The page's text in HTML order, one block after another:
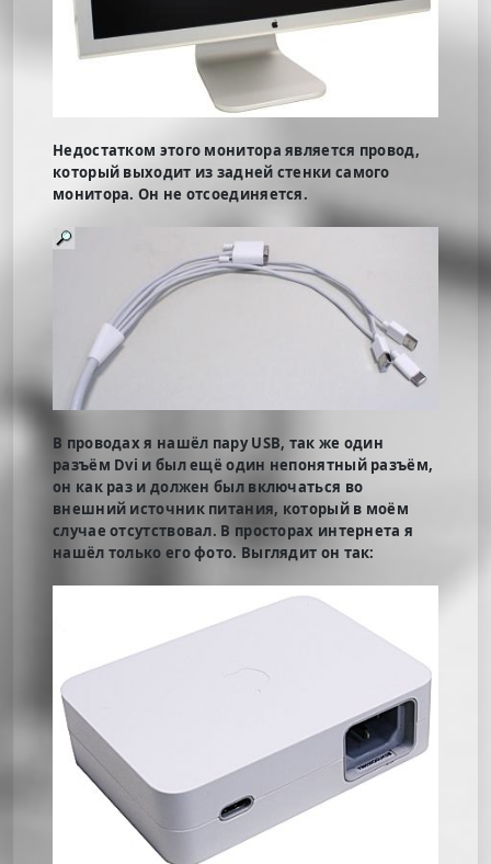
Недостатком этого монитора является провод,
который выходит из задней стенки самого
монитора. Он не отсоединяется.
В проводах я нашёл пару USB, так же один
разъём Dvi и был ещё один непонятный разъём,
он как раз и должен был включаться во
внешний источник питания, который в моём
случае отсутствовал. В просторах интернета я
нашёл только его фото. Выглядит он так: